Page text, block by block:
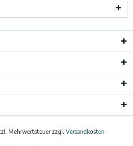
Mehrwertsteuer zzgl. Versandkosten